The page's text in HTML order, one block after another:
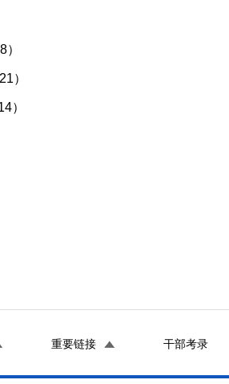
）
）
重要链接 干部考录